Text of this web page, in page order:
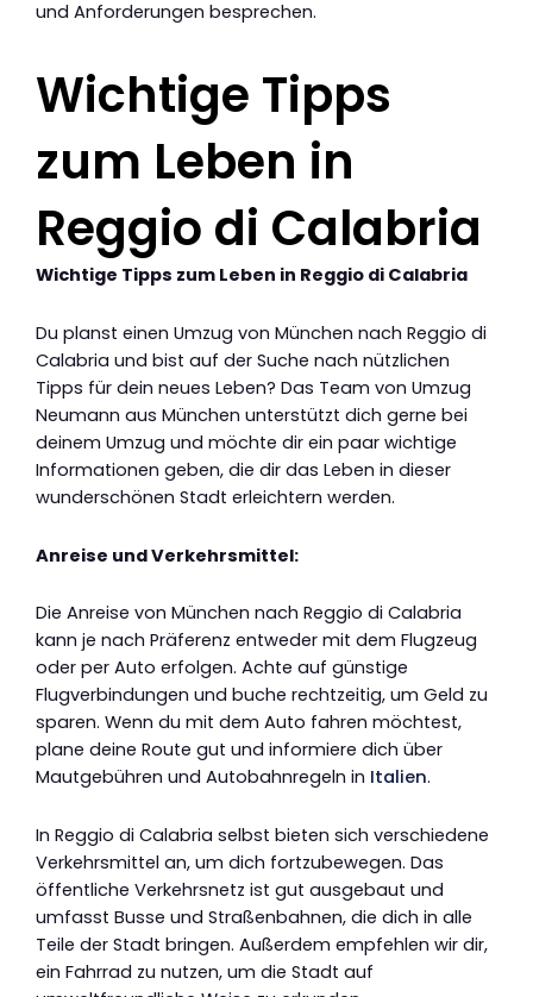
und Anforderungen besprechen.
Wichtige Tipps
zum Leben in
Reggio di Calabria
Wichtige Tipps zum Leben in Reggio di Calabria
Du planst einen Umzug von München nach Reggio di
Calabria und bist auf der Suche nach nützlichen
Tipps für dein neues Leben? Das Team von Umzug
Neumann aus München unterstützt dich gerne bei
deinem Umzug und möchte dir ein paar wichtige
Informationen geben, die dir das Leben in dieser
wunderschönen Stadt erleichtern werden.
Anreise und Verkehrsmittel:
Die Anreise von München nach Reggio di Calabria
kann je nach Präferenz entweder mit dem Flugzeug
oder per Auto erfolgen. Achte auf günstige
Flugverbindungen und buche rechtzeitig, um Geld zu
sparen. Wenn du mit dem Auto fahren möchtest,
plane deine Route gut und informiere dich über
Mautgebühren und Autobahnregeln in Italien.
In Reggio di Calabria selbst bieten sich verschiedene
Verkehrsmittel an, um dich fortzubewegen. Das
öffentliche Verkehrsnetz ist gut ausgebaut und
umfasst Busse und Straßenbahnen, die dich in alle
Teile der Stadt bringen. Außerdem empfehlen wir dir,
ein Fahrrad zu nutzen, um die Stadt auf